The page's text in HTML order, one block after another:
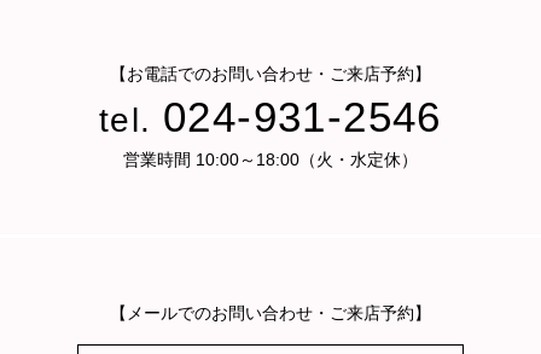
【お電話でのお問い合わせ・ご来店予約】
tel. 024-931-2546
営業時間 10:00～18:00（火・水定休）
【メールでのお問い合わせ・ご来店予約】